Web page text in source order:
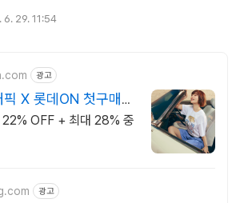
6. 29. 11:54
광고
X 롯데ON 첫구매
!
22% OFF + 최대 28% 중
광고